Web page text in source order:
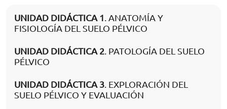
UNIDAD DIDÁCTICA 1 . ANATOMÍA Y
FISIOLOGÍA DEL SUELO PÉLVICO
UNIDAD DIDÁCTICA 2 . PATOLOGÍA DEL SUELO
PÉLVICO
UNIDAD DIDÁCTICA 3 . EXPLORACIÓN DEL
SUELO PÉLVICO Y EVALUACIÓN